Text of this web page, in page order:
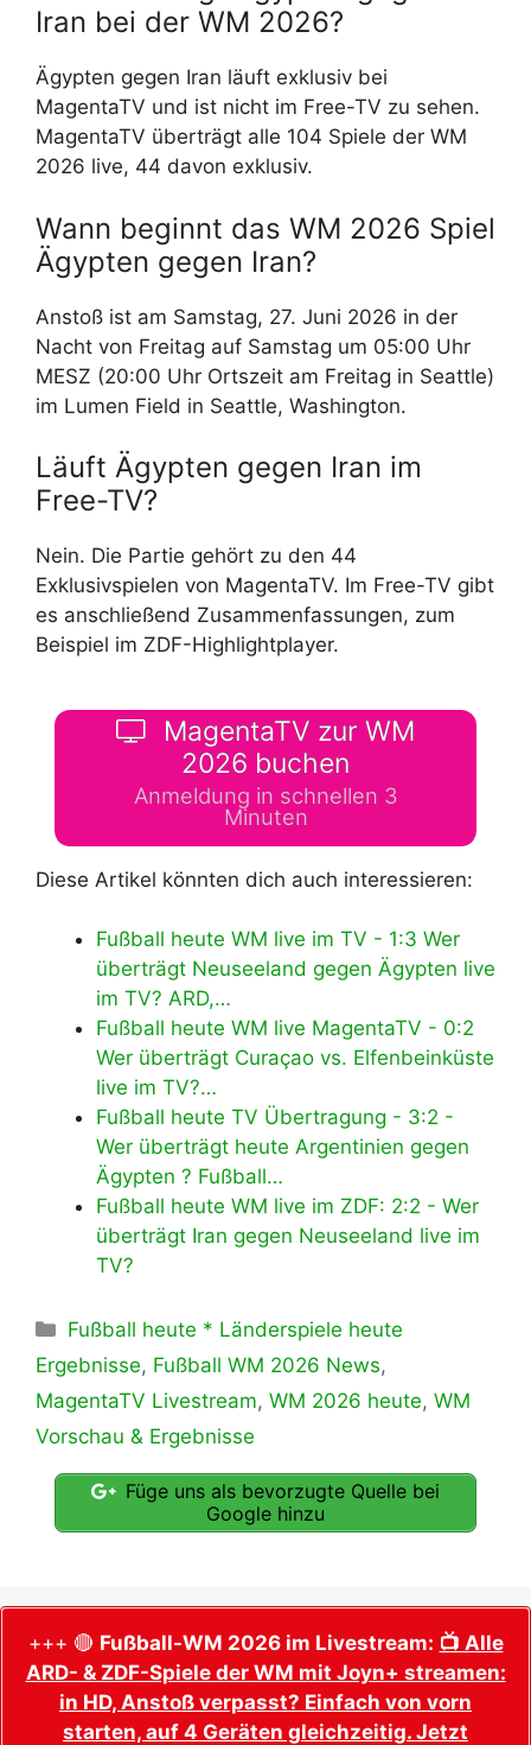
Iran bei der WM 2026?
Ägypten gegen Iran läuft exklusiv bei
MagentaTV und ist nicht im Free-TV zu sehen.
MagentaTV überträgt alle 104 Spiele der WM
2026 live, 44 davon exklusiv.
Wann beginnt das WM 2026 Spiel
Ägypten gegen Iran?
Anstoß ist am Samstag, 27. Juni 2026 in der
Nacht von Freitag auf Samstag um 05:00 Uhr
MESZ (20:00 Uhr Ortszeit am Freitag in Seattle)
im Lumen Field in Seattle, Washington.
Läuft Ägypten gegen Iran im
Free-TV?
Nein. Die Partie gehört zu den 44
Exklusivspielen von MagentaTV. Im Free-TV gibt
es anschließend Zusammenfassungen, zum
Beispiel im ZDF-Highlightplayer.
MagentaTV zur WM
2026 buchen
Anmeldung in schnellen 3
Minuten
Diese Artikel könnten dich auch interessieren:
Fußball heute WM live im TV - 1:3 Wer
überträgt Neuseeland gegen Ägypten live
im TV? ARD,…
Fußball heute WM live MagentaTV - 0:2
Wer überträgt Curaçao vs. Elfenbeinküste
live im TV?…
Fußball heute TV Übertragung - 3:2 -
Wer überträgt heute Argentinien gegen
Ägypten ? Fußball…
Fußball heute WM live im ZDF: 2:2 - Wer
überträgt Iran gegen Neuseeland live im
TV?
Kategorien
Fußball heute * Länderspiele heute
Ergebnisse, Fußball WM 2026 News,
MagentaTV Livestream, WM 2026 heute, WM
Vorschau & Ergebnisse
Füge uns als bevorzugte Quelle bei
Google hinzu
+++ 🔴 Fußball-WM 2026 im Livestream: 📺 Alle
ARD- & ZDF-Spiele der WM mit Joyn+ streamen:
in HD, Anstoß verpasst? Einfach von vorn
starten, auf 4 Geräten gleichzeitig. Jetzt